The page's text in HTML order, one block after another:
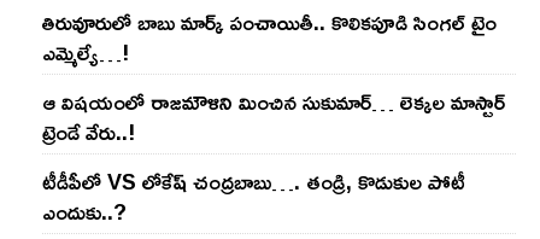
తిరువూరులో బాబు మార్క్ పంచాయితీ.. కొలిక‌పూడి సింగ‌ల్ టైం
ఎమ్మెల్యే…!
ఆ విష‌యంలో రాజ‌మౌళిని మించిన సుకుమార్‌… లెక్క‌ల మాస్టార్
ట్రెండే వేరు..!
టీడీపీలో VS లోకేష్ చంద్ర‌బాబు…. తండ్రి, కొడుకుల పోటీ
ఎందుకు..?